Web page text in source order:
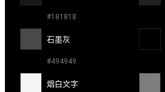
#181818
石墨灰
#494949
烟白文字